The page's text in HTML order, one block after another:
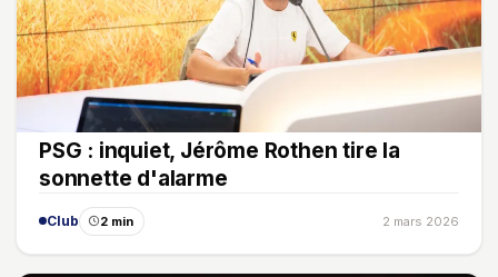
PSG : inquiet, Jérôme Rothen tire la
sonnette d'alarme
Club 2 min 2 mars 2026